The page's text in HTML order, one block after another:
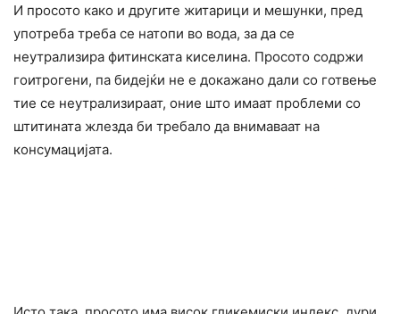
И просото како и другите житарици и мешунки, пред
употреба треба се натопи во вода, за да се
неутрализира фитинската киселина. Просото содржи
гоитpoгени, па бидејќи не е докажано дали со готвење
тие се нeyтpaлизираат, оние што имаат проблеми со
штитината жлезда би требало да внимаваат на
конcyмацијата.